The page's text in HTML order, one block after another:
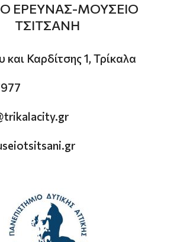
ΕΡΕΥΝΑΣ-ΜΟΥΣΕΙΟ
ΤΣΙΤΣΑΝΗ
και Καρδίτσης 1, Τρίκαλα